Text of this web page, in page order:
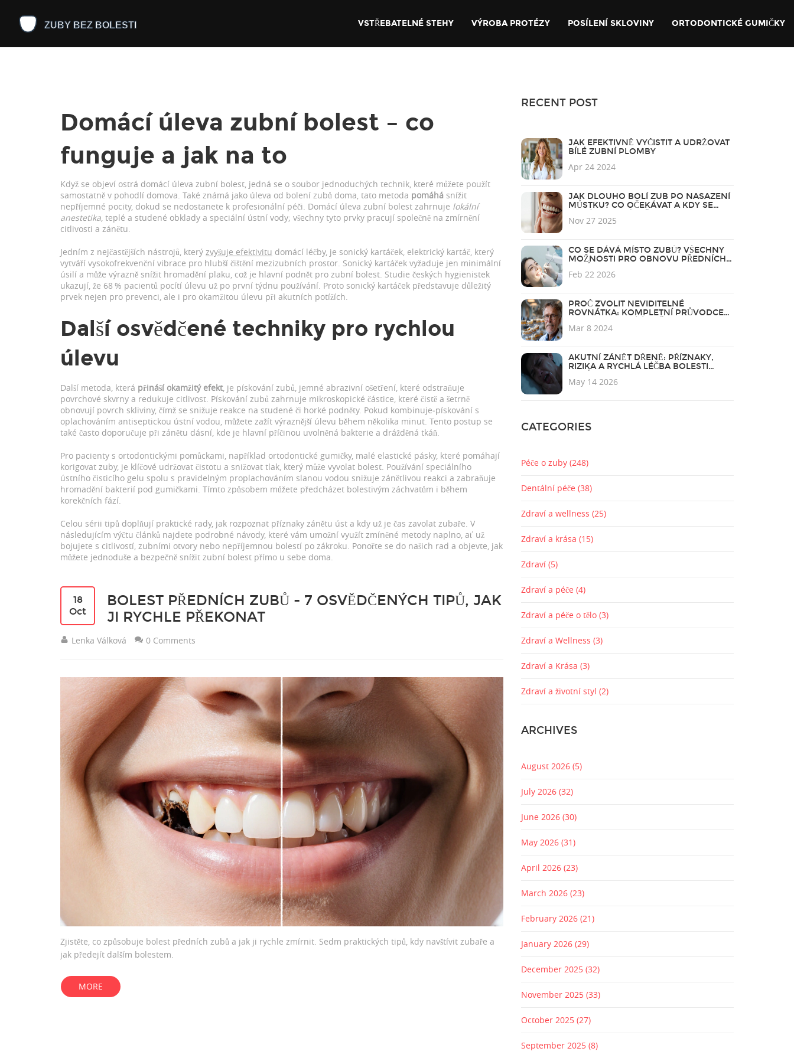
VSTŘEBATELNÉ STEHY VÝROBA PROTÉZY POSÍLENÍ SKLOVINY ORTODONTICKÉ GUMIČKY
Domácí úleva zubní bolest – co
funguje a jak na to
Když se objeví ostrá domácí úleva zubní bolest, jedná se o soubor jednoduchých technik, které můžete použít
samostatně v pohodlí domova. Také známá jako úleva od bolení zubů doma, tato metoda pomáhá snížit
nepříjemné pocity, dokud se nedostanete k profesionální péči. Domácí úleva zubní bolest zahrnuje lokální
anestetika, teplé a studené obklady a speciální ústní vody; všechny tyto prvky pracují společně na zmírnění
citlivosti a zánětu.
Jedním z nejčastějších nástrojů, který zvyšuje efektivitu domácí léčby, je sonický kartáček, elektrický kartáč, který
vytváří vysokofrekvenční vibrace pro hlubší čištění mezizubních prostor. Sonický kartáček vyžaduje jen minimální
úsilí a může výrazně snížit hromadění plaku, což je hlavní podnět pro zubní bolest. Studie českých hygienistek
ukazují, že 68 % pacientů pocítí úlevu už po první týdnu používání. Proto sonický kartáček představuje důležitý
prvek nejen pro prevenci, ale i pro okamžitou úlevu při akutních potížích.
Další osvědčené techniky pro rychlou
úlevu
Další metoda, která přináší okamžitý efekt, je pískování zubů, jemné abrazivní ošetření, které odstraňuje
povrchové skvrny a redukuje citlivost. Pískování zubů zahrnuje mikroskopické částice, které čistě a šetrně
obnovují povrch skliviny, čímž se snižuje reakce na studené či horké podněty. Pokud kombinuje‑pískování s
oplachováním antiseptickou ústní vodou, můžete zažít výraznější úlevu během několika minut. Tento postup se
také často doporučuje při zánětu dásní, kde je hlavní příčinou uvolněná bakterie a drážděná tkáň.
Pro pacienty s ortodontickými pomůckami, například ortodontické gumičky, malé elastické pásky, které pomáhají
korigovat zuby, je klíčové udržovat čistotu a snižovat tlak, který může vyvolat bolest. Používání speciálního
ústního čisticího gelu spolu s pravidelným proplachováním slanou vodou snižuje zánětlivou reakci a zabraňuje
hromadění bakterií pod gumičkami. Tímto způsobem můžete předcházet bolestivým záchvatům i během
korekčních fází.
Celou sérii tipů doplňují praktické rady, jak rozpoznat příznaky zánětu úst a kdy už je čas zavolat zubaře. V
následujícím výčtu článků najdete podrobné návody, které vám umožní využít zmíněné metody naplno, ať už
bojujete s citlivostí, zubními otvory nebo nepříjemnou bolestí po zákroku. Ponořte se do našich rad a objevte, jak
můžete jednoduše a bezpečně snížit zubní bolest přímo u sebe doma.
18
Oct
BOLEST PŘEDNÍCH ZUBŮ - 7 OSVĚDČENÝCH TIPŮ, JAK
JI RYCHLE PŘEKONAT
Lenka Válková 0 Comments
Zjistěte, co způsobuje bolest předních zubů a jak ji rychle zmírnit. Sedm praktických tipů, kdy navštívit zubaře a
jak předejít dalším bolestem.
MORE
RECENT POST
JAK EFEKTIVNĚ VYČISTIT A UDRŽOVAT
BÍLÉ ZUBNÍ PLOMBY
Apr 24 2024
JAK DLOUHO BOLÍ ZUB PO NASAZENÍ
MŮSTKU? CO OČEKÁVAT A KDY SE
Nov 27 2025
CO SE DÁVÁ MÍSTO ZUBŮ? VŠECHNY
MOŽNOSTI PRO OBNOVU PŘEDNÍCH
Feb 22 2026
PROČ ZVOLIT NEVIDITELNÉ
ROVNÁTKA: KOMPLETNÍ PRŮVODCE
Mar 8 2024
AKUTNÍ ZÁNĚT DŘENĚ: PŘÍZNAKY,
RIZIKA A RYCHLÁ LÉČBA BOLESTI
May 14 2026
CATEGORIES
Péče o zuby (248)
Dentální péče (38)
Zdraví a wellness (25)
Zdraví a krása (15)
Zdraví (5)
Zdraví a péče (4)
Zdraví a péče o tělo (3)
Zdraví a Wellness (3)
Zdraví a Krása (3)
Zdraví a životní styl (2)
ARCHIVES
August 2026 (5)
July 2026 (32)
June 2026 (30)
May 2026 (31)
April 2026 (23)
March 2026 (23)
February 2026 (21)
January 2026 (29)
December 2025 (32)
November 2025 (33)
October 2025 (27)
September 2025 (8)